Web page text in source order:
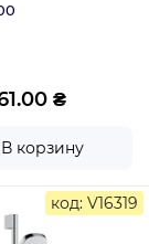
₴
В корзину
код: V16319